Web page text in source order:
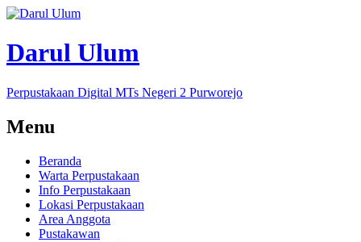
Darul Ulum
Perpustakaan Digital MTs Negeri 2 Purworejo
Menu
Beranda
Warta Perpustakaan
Info Perpustakaan
Lokasi Perpustakaan
Area Anggota
Pustakawan